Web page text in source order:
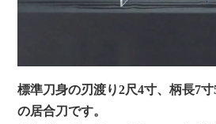
標準刀身の刃渡り2尺4寸、柄長7
の居合刀です。